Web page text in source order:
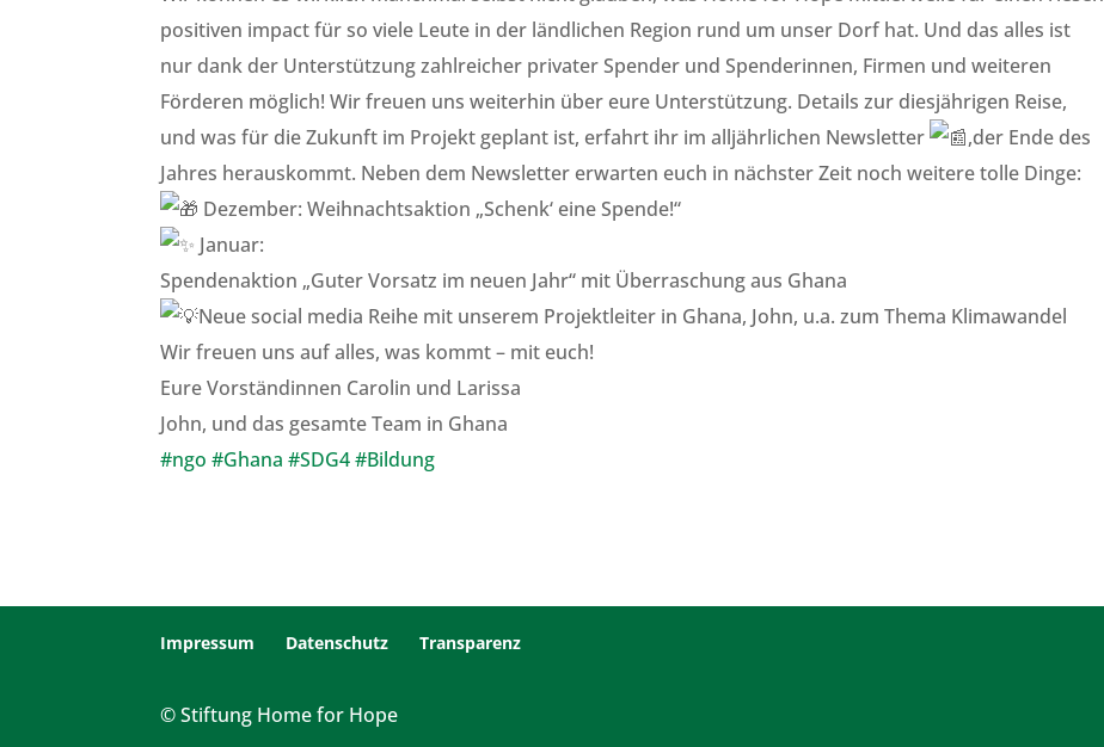
positiven impact für so viele Leute in der ländlichen Region rund um unser Dorf hat. Und das alles ist
nur dank der Unterstützung zahlreicher privater Spender und Spenderinnen, Firmen und weiteren
Förderen möglich! Wir freuen uns weiterhin über eure Unterstützung. Details zur diesjährigen Reise,
und was für die Zukunft im Projekt geplant ist, erfahrt ihr im alljährlichen Newsletter
,der Ende des
Jahres herauskommt. Neben dem Newsletter erwarten euch in nächster Zeit noch weitere tolle Dinge:
Dezember: Weihnachtsaktion „Schenk‘ eine Spende!“
Januar:
Spendenaktion „Guter Vorsatz im neuen Jahr“ mit Überraschung aus Ghana
Neue social media Reihe mit unserem Projektleiter in Ghana, John, u.a. zum Thema Klimawandel
Wir freuen uns auf alles, was kommt – mit euch!
Eure Vorständinnen Carolin und Larissa
John, und das gesamte Team in Ghana
#ngo #Ghana #SDG4 #Bildung
Impressum Datenschutz Transparenz
© Stiftung Home for Hope